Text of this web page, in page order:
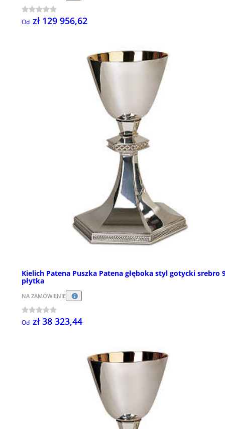
Od zł 129 956,62
Kielich Patena Puszka Patena głęboka styl gotycki srebro
płytka
NA ZAMÓWIENIE
Od zł 38 323,44